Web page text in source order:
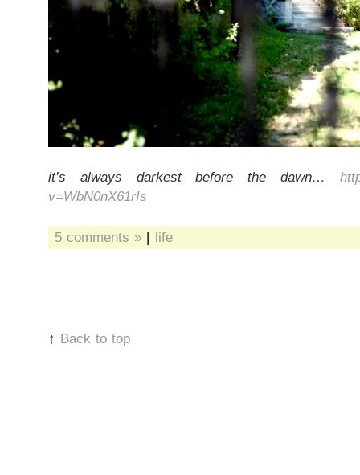
it’s always darkest before the dawn…
v=WbN0nX61rIs
5 comments » | life
↑ Back to top